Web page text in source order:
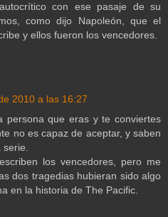
con ese pasaje de su
como dijo Napoleón, que el
y ellos fueron los vencedores.
2010 a las 16:27
persona que eras y te conviertes
no es capaz de aceptar, y saben
los vencedores, pero me
dos tragedias hubieran sido algo
en la historia de The Pacific.